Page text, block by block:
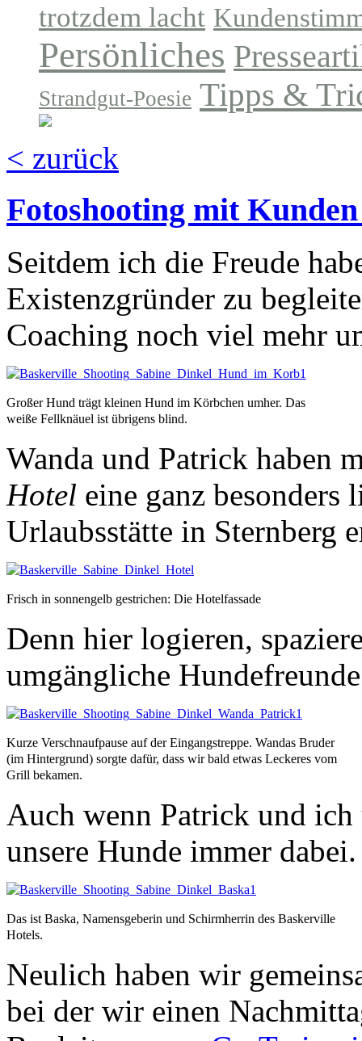
trotzdem lacht
Persönliches
Strandgut-Poesie Tipps &
< zurück
Fotoshooting mit
Seitdem ich die Freude
Existenzgründer zu
Coaching noch viel mehr
Großer Hund trägt kleinen Hund im Körbchen umher. Das
weiße Fellknäuel ist übrigens blind.
Wanda und Patrick haben
Hotel eine ganz besonders
Urlaubsstätte in Sternberg
Frisch in sonnengelb gestrichen: Die Hotelfassade
Denn hier logieren,
umgängliche
Kurze Verschnaufpause auf der Eingangstreppe. Wandas Bruder
(im Hintergrund) sorgte dafür, dass wir bald etwas Leckeres vom
Grill bekamen.
Auch wenn Patrick und
unsere Hunde immer dabei.
Das ist Baska, Namensgeberin und Schirmherrin des Baskerville
Hotels.
Neulich haben wir
bei der wir einen